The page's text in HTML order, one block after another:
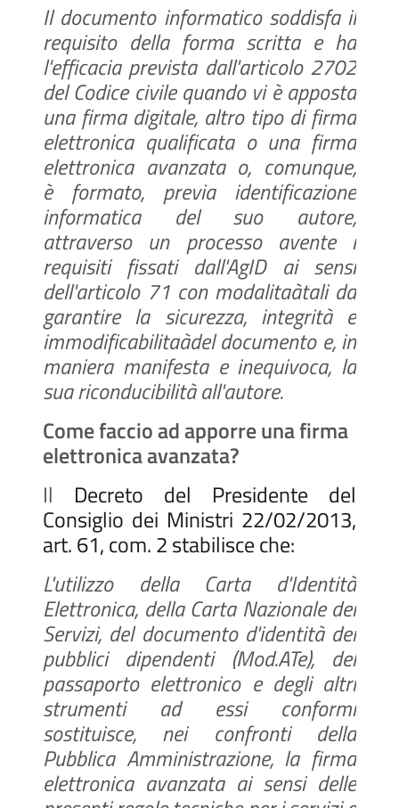
Il documento informatico soddisfa il
requisito della forma scritta e ha
l'efficacia prevista dall'articolo 2702
del Codice civile quando vi è apposta
una firma digitale, altro tipo di firma
elettronica qualificata o una firma
elettronica avanzata o, comunque,
è formato, previa identificazione
informatica del suo autore,
attraverso un processo avente i
requisiti fissati dall'AgID ai sensi
dell'articolo 71 con modalitaàtali da
garantire la sicurezza, integrità e
immodificabilitaàdel documento e, in
maniera manifesta e inequivoca, la
sua riconducibilità all'autore.
Come faccio ad apporre una firma
elettronica avanzata?
Il Decreto del Presidente del
Consiglio dei Ministri 22/02/2013,
art. 61, com. 2 stabilisce che:
L'utilizzo della Carta d'Identità
Elettronica, della Carta Nazionale dei
Servizi, del documento d'identità dei
pubblici dipendenti (Mod.ATe), del
passaporto elettronico e degli altri
strumenti ad essi conformi
sostituisce, nei confronti della
Pubblica Amministrazione, la firma
elettronica avanzata ai sensi delle